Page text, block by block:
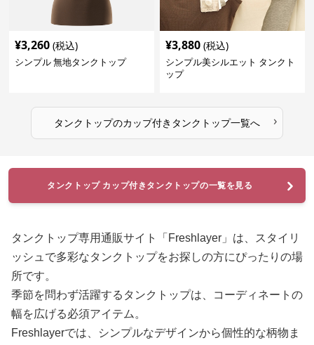
¥3,260 (税込)
シンプル 無地タンクトップ
¥3,880 (税込)
シンプル美シルエット タンクト
ップ
タンクトップのカップ付きタンクトップ一覧へ ›
タンクトップ カップ付きタンクトップの一覧を見る
タンクトップ専用通販サイト「Freshlayer」は、スタイリ
ッシュで多彩なタンクトップをお探しの方にぴったりの場
所です。
季節を問わず活躍するタンクトップは、コーディネートの
幅を広げる必須アイテム。
Freshlayerでは、シンプルなデザインから個性的な柄物ま